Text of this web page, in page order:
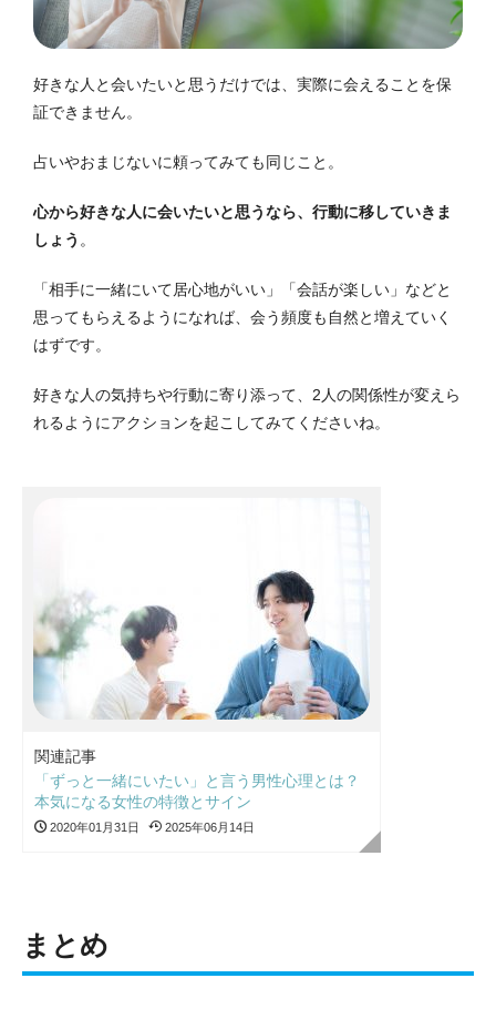
好きな人と会いたいと思うだけでは、実際に会えることを保
証できません。
占いやおまじないに頼ってみても同じこと。
心から好きな人に会いたいと思うなら、行動に移していきま
しょう 。
「相手に一緒にいて居心地がいい」「会話が楽しい」などと
思ってもらえるようになれば、会う頻度も自然と増えていく
はずです。
好きな人の気持ちや行動に寄り添って、2人の関係性が変えら
れるようにアクションを起こしてみてくださいね。
関連記事
「ずっと一緒にいたい」と言う男性心理とは？
本気になる女性の特徴とサイン
2020年01月31日 2025年06月14日
まとめ